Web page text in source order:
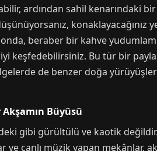
ardından sahil kenarındaki
beraber bir kahve
keşfedebilirsiniz. Bu tür bir
de benzer doğa
Büyüsü
gibi gürültülü ve kaotik
canlı müzik yapan mekânlar,